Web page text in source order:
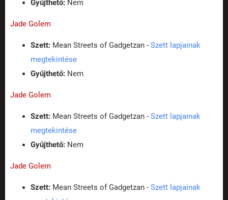
Gyűjthető: Nem
Jade Golem
Szett: Mean Streets of Gadgetzan - Szett lapjainak
megtekintése
Gyűjthető: Nem
Jade Golem
Szett: Mean Streets of Gadgetzan - Szett lapjainak
megtekintése
Gyűjthető: Nem
Jade Golem
Szett: Mean Streets of Gadgetzan - Szett lapjainak